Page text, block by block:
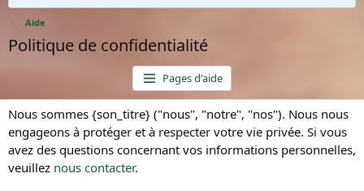
Aide
Politique de confidentialité
Pages d'aide
Nous sommes {son_titre} ("nous", "notre", "nos"). Nous nous
engageons à protéger et à respecter votre vie privée. Si vous
avez des questions concernant vos informations personnelles,
veuillez nous contacter.